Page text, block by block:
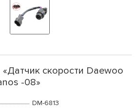
«Датчик скорости Daewoo
-08»
DM-6813